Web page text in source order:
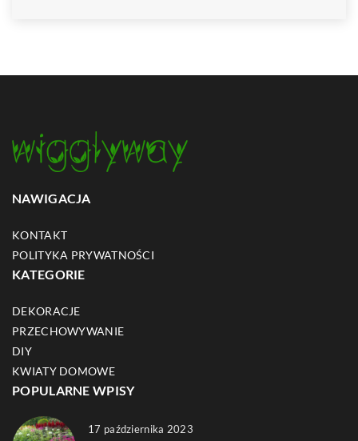
NAWIGACJA
KONTAKT
POLITYKA PRYWATNOŚCI
KATEGORIE
DEKORACJE
PRZECHOWYWANIE
DIY
KWIATY DOMOWE
POPULARNE WPISY
17 października 2023